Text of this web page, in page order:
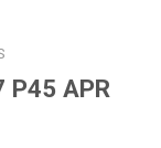
P45 APR